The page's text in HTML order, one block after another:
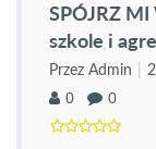
SPÓJRZ MI
szkole i
Przez Admin
0 0